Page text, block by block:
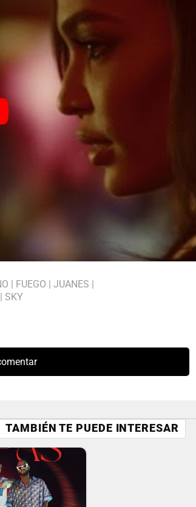
FUEGO JUANES
SKY
TAMBIÉN TE PUEDE INTERESAR